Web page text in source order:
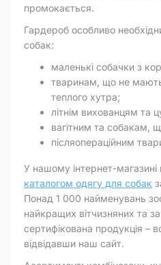
промокається.
Гардероб особливо
собак:
маленькі собачки з
тваринам, що не
теплого хутра;
літнім вихованцям та
вагітним та собакам,
післяопераційним
У нашому інтернет-
каталогом одягу для собак
Понад 1 000 найменувань
найкращих вітчизняних та
сертифікована продукція –
відвідавши наш сайт.